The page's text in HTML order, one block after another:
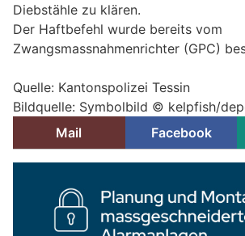
Diebstähle zu klären.
Der Haftbefehl wurde bereits vom
Zwangsmassnahmenrichter (GPC)
Quelle: Kantonspolizei Tessin
Bildquelle: Symbolbild © kelpfish/
Mail
Facebook